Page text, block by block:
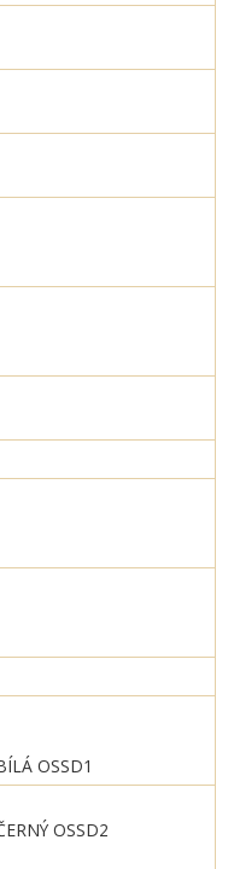
OSSD1
OSSD2